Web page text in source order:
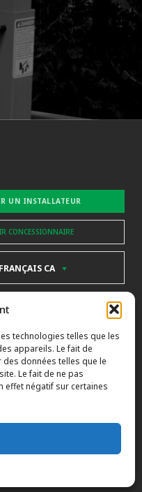
technologies telles que les
appareils. Le fait de
données telles que le
Le fait de ne pas
effet négatif sur certaines
UN INSTALLATEUR
CONCESSIONNAIRE
FRANÇAIS CA